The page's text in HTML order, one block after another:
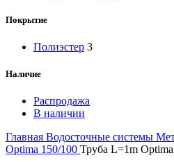
Покрытие
Полиэстер 3
Наличие
Распродажа
В наличии
Главная Водосточные системы
Optima 150/100 Труба L=1m